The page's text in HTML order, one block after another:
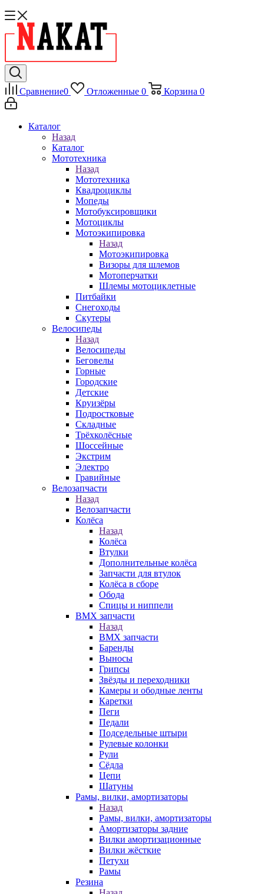
Сравнение0 Отложенные 0 Корзина 0
Каталог
Назад
Каталог
Мототехника
Назад
Мототехника
Квадроциклы
Мопеды
Мотобуксировщики
Мотоциклы
Мотоэкипировка
Назад
Мотоэкипировка
Визоры для шлемов
Мотоперчатки
Шлемы мотоциклетные
Питбайки
Снегоходы
Скутеры
Велосипеды
Назад
Велосипеды
Беговелы
Горные
Городские
Детские
Круизёры
Подростковые
Складные
Трёхколёсные
Шоссейные
Экстрим
Электро
Гравийные
Велозапчасти
Назад
Велозапчасти
Колёса
Назад
Колёса
Втулки
Дополнительные колёса
Запчасти для втулок
Колёса в сборе
Обода
Спицы и ниппели
BMX запчасти
Назад
BMX запчасти
Баренды
Выносы
Грипсы
Звёзды и переходники
Камеры и ободные ленты
Каретки
Пеги
Педали
Подседельные штыри
Рулевые колонки
Рули
Сёдла
Цепи
Шатуны
Рамы, вилки, амортизаторы
Назад
Рамы, вилки, амортизаторы
Амортизаторы задние
Вилки амортизационные
Вилки жёсткие
Петухи
Рамы
Резина